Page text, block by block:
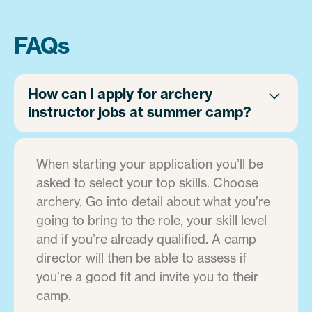
FAQs
How can I apply for archery
instructor jobs at summer camp?
When starting your application you’ll be
asked to select your top skills. Choose
archery. Go into detail about what you’re
going to bring to the role, your skill level
and if you’re already qualified. A camp
director will then be able to assess if
you’re a good fit and invite you to their
camp.